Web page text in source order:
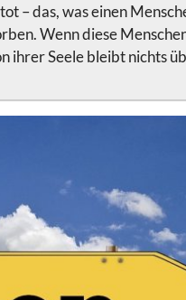
– das, was einen
Wenn diese
ihrer Seele bleibt nichts